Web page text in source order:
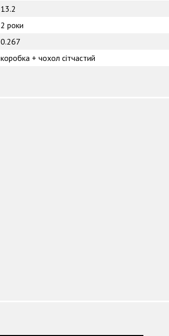
13.2
2 роки
0.267
коробка + чохол сітчастий